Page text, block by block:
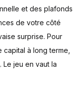
et des plafonds
de votre côté
surprise. Pour
capital à long terme,
. Le jeu en vaut la